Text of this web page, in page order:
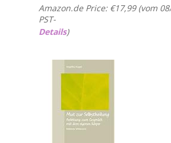
Amazon.de Price: €17,99(vom
PST-
Details)